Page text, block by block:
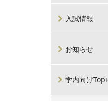
入試情報
お知らせ
学内向け